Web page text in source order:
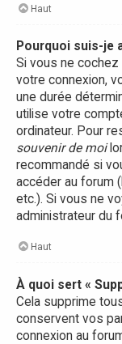
Haut
Pourquoi suis-je
Si vous ne cochez
votre connexion,
une durée
utilise votre
ordinateur. Pour
souvenir de moi
recommandé si
accéder au forum
etc.). Si vous ne
administrateur du
Haut
À quoi sert «
Cela supprime
conservent vos
connexion au